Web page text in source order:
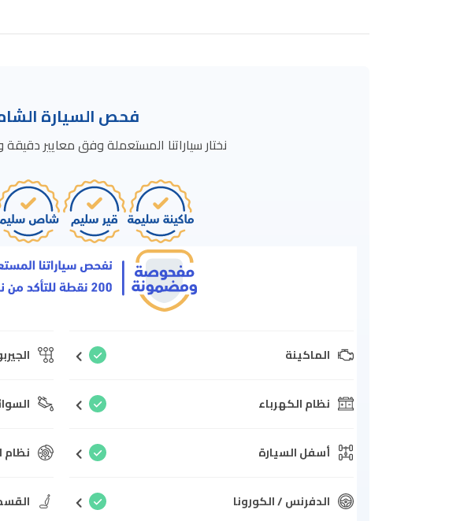
فحص السيارة
نختار سياراتنا المستعملة وفق معايير
الماكينة
نظام الكهرباء
أسفل السيارة نظام
الدفرنس / الكورونا